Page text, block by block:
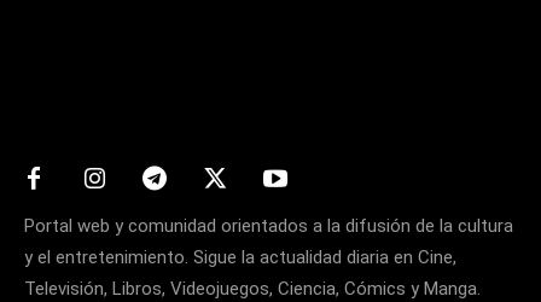
Portal web y comunidad orientados a la difusión de la cultura
y el entretenimiento. Sigue la actualidad diaria en Cine,
Televisión, Libros, Videojuegos, Ciencia, Cómics y Manga.